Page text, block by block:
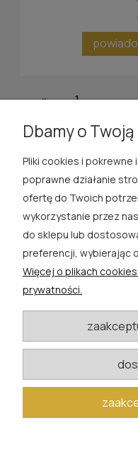
« 1 ...
W razie pytań i wątpliwości
biuro@rosacwik.pl
Dbamy o
Pliki cookies i
poprawne działanie
ofertę do Twoich
wykorzystanie przez
do sklepu lub
preferencji, wybierając
Więcej o plikach
prywatności.